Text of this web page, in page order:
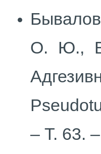
Бывалов
О. Ю.,
– Т. 63.